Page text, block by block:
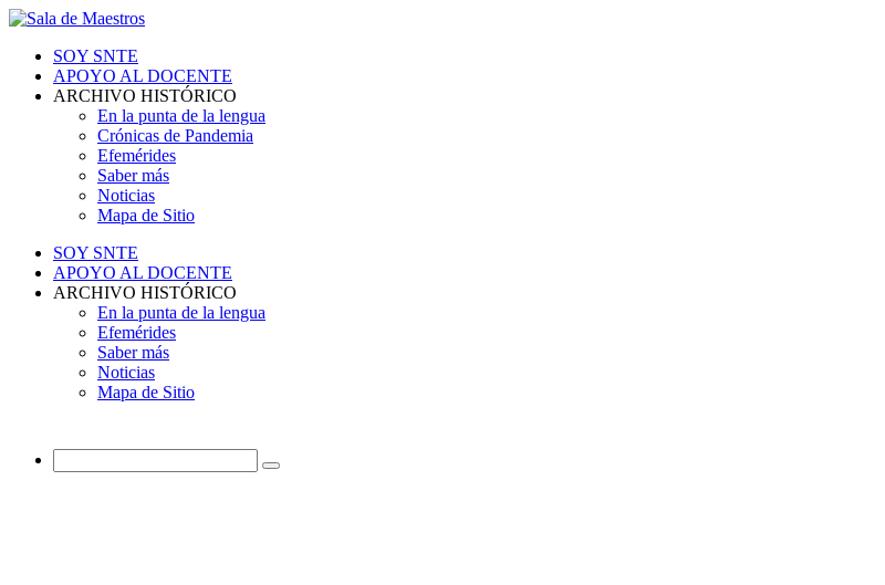
SOY SNTE
APOYO AL DOCENTE
ARCHIVO HISTÓRICO
En la punta de la lengua
Crónicas de Pandemia
Efemérides
Saber más
Noticias
Mapa de Sitio
SOY SNTE
APOYO AL DOCENTE
ARCHIVO HISTÓRICO
En la punta de la lengua
Efemérides
Saber más
Noticias
Mapa de Sitio